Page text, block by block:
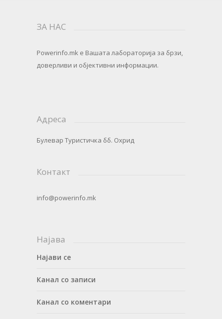
ЗА НАС
Powerinfo.mk e Вашата лабораторија за брзи,
доверливи и објективни информации.
Адреса
Булевар Туристичка бб. Охрид
Контакт
info@powerinfo.mk
Најава
Најави се
Канал со записи
Канал со коментари